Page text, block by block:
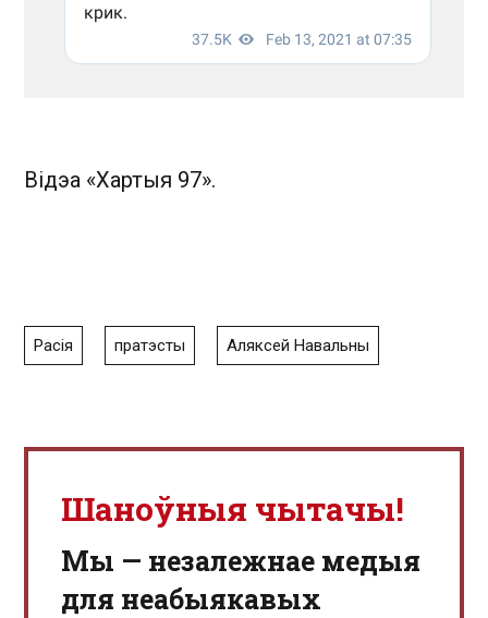
Відэа «Хартыя 97».
Расія пратэсты Аляксей Навальны
Шаноўныя чытачы!
Мы — незалежнае медыя
для неабыякавых